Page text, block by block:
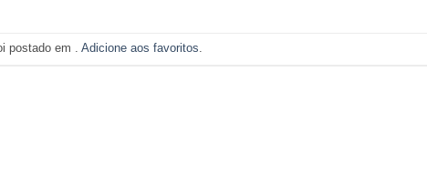
postado em .Adicione aos favoritos.